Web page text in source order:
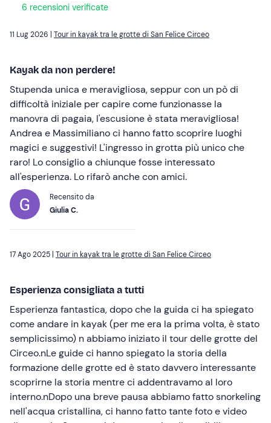
6 recensioni verificate
11 Lug 2026 | Tour in kayak tra le grotte di San Felice Circeo
Kayak da non perdere!
Stupenda unica e meravigliosa, seppur con un pò di
difficoltà iniziale per capire come funzionasse la
manovra di pagaia, l'escusione è stata meravigliosa!
Andrea e Massimiliano ci hanno fatto scoprire luoghi
magici e suggestivi! L'ingresso in grotta più unico che
raro! Lo consiglio a chiunque fosse interessato
all'esperienza. Lo rifarò anche con amici.
Recensito da
Giulia C.
17 Ago 2025 | Tour in kayak tra le grotte di San Felice Circeo
Esperienza consigliata a tutti
Esperienza fantastica, dopo che la guida ci ha spiegato
come andare in kayak (per me era la prima volta, è stato
semplicissimo) n abbiamo iniziato il tour delle grotte del
Circeo.nLe guide ci hanno spiegato la storia della
formazione delle grotte ed è stato davvero interessante
scoprirne la storia mentre ci addentravamo al loro
interno.nDopo una breve pausa abbiamo fatto snorkeling
nell'acqua cristallina, ci hanno fatto tante foto e video